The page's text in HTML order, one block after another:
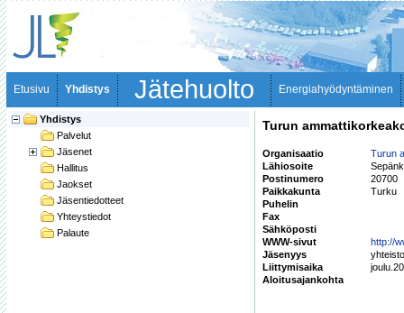
Etusivu Yhdistys Jätehuolto Energiahyödyntäminen
Yhdistys
Palvelut
Jäsenet
Hallitus
Jaokset
Jäsentiedotteet
Yhteystiedot
Palaute
Turun
Organisaatio
Turun
Lähiosoite
Postinumero
20700
Paikkakunta
Turku
Puhelin
Fax
Sähköposti
WWW-sivut
http://
Jäsenyys
Liittymisaika
Aloitusajankohta